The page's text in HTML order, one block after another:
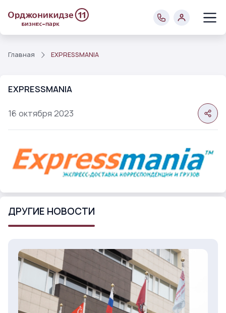
Главная EXPRESSMANIA
16 октября 2023
EXPRESSMANIA
ДРУГИЕ НОВОСТИ